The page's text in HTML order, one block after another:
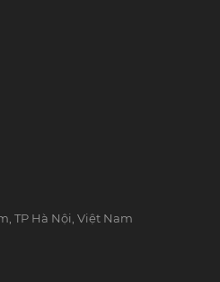
TP Hà Nội, Việt Nam